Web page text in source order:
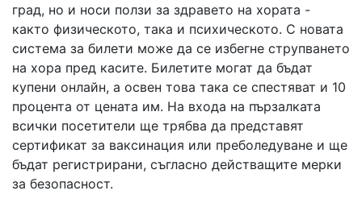
град, но и носи ползи за здравето на хората -
както физическото, така и психическото. С новата
система за билети може да се избегне струпването
на хора пред касите. Билетите могат да бъдат
купени онлайн, а освен това така се спестяват и 10
процента от цената им. На входа на пързалката
всички посетители ще трябва да представят
сертификат за ваксинация или преболедуване и ще
бъдат регистрирани, съгласно действащите мерки
за безопасност.